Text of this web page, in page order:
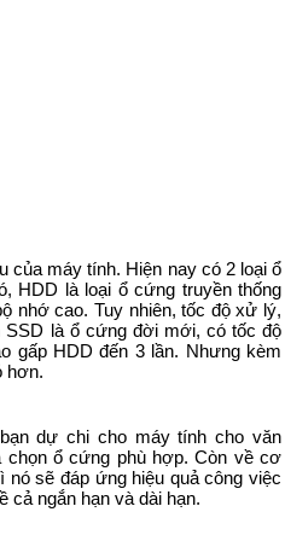
của máy tính. Hiện nay có 2 loại ổ
HDD là loại ổ cứng truyền thống
nhớ cao. Tuy nhiên, tốc độ xử lý,
là ổ cứng đời mới, có tốc độ
gấp HDD đến 3 lần. Nhưng kèm
hơn.
dự chi cho máy tính cho văn
chọn ổ cứng phù hợp. Còn về cơ
sẽ đáp ứng hiệu quả công việc
cả ngắn hạn và dài hạn.